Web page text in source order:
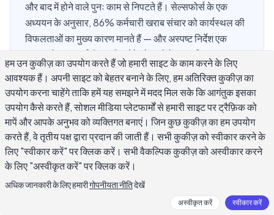
और बाद में होने वाले पुनः काम से निपटते हैं। सेल्सफोर्स के एक
अध्ययन के अनुसार, 86% कर्मचारी खराब संचार को कार्यस्थल की
विफलताओं का मुख्य कारण मानते हैं — और अस्पष्ट निर्देश एक
प्रमुख योगदानकर्ता हैं। सही तरीके से शब्दों में व्यक्त किया गया एक
विचारशील स्पष्टीकरण ईमेल भ्रम के बजाय पेशेवरता और पूर्णता को
दर्शाता है। यह मार्गदर्शिका सटीक वाक्यांश, संरचना और वास्तविक
नमूने प्रदान करती है जिन्हें आप आज से उपयोग कर सकते हैं।
बिना तैयारी न होने के दिखे स्पष्टीकरण के लिए कहना
क्यों मुश्किल है?
अधिकांश पेशेवरों को यह अहसास होता है: एक असाइनमेंट एक मुख्य विवरण के
हम उन कुकीज़ का उपयोग करते हैं जो हमारी साइट के काम करने के लिए
आवश्यक हैं। अपनी साइट को बेहतर बनाने के लिए, हम अतिरिक्त कुकीज़ का
उपयोग करना चाहेंगे ताकि हमें यह समझने में मदद मिल सके कि आगंतुक इसका
उपयोग कैसे करते हैं, सोशल मीडिया प्लेटफार्मों से हमारी साइट पर ट्रैफ़िक को
मापें और आपके अनुभव को व्यक्तिगत बनाएं। जिन कुछ कुकीज़ का हम उपयोग
करते हैं, वे तृतीय पक्ष द्वारा प्रदान की जाती हैं। सभी कुकीज़ को स्वीकार करने के
लिए "स्वीकार करें" पर क्लिक करें। सभी वैकल्पिक कुकीज़ को अस्वीकार करने
के लिए "अस्वीकृत करें" पर क्लिक करें।
अधिक जानकारी के लिए हमारीगोपनीयता नीतिदेखें
अस्वीकृत करें स्वीकार करें